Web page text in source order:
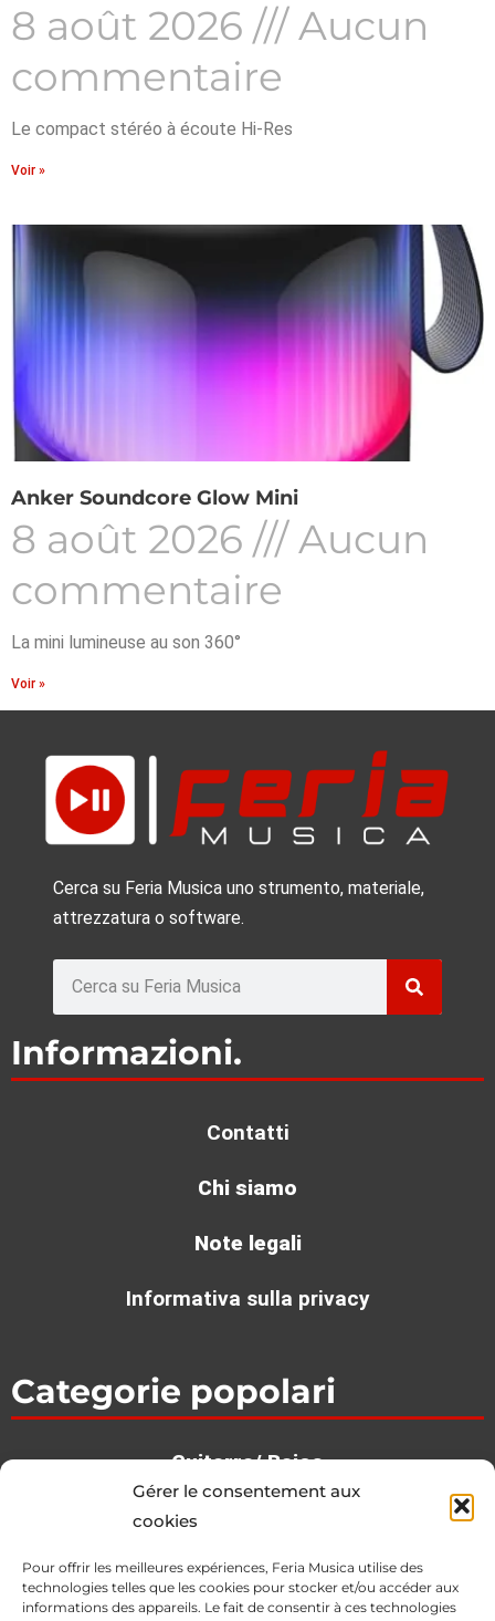
Gérer le consentement aux
cookies
Pour offrir les meilleures expériences, Feria Musica utilise des
technologies telles que les cookies pour stocker et/ou accéder aux
informations des appareils. Le fait de consentir à ces technologies
8 août 2026
Aucun
commentaire
Le compact stéréo à écoute Hi-Res
Voir »
Anker Soundcore Glow Mini
8 août 2026
Aucun
commentaire
La mini lumineuse au son 360°
Voir »
Cerca su Feria Musica uno strumento, materiale,
attrezzatura o software.
Informazioni.
Contatti
Chi siamo
Note legali
Informativa sulla privacy
Categorie popolari
Guitarra/ Bajos
Ba­te­rias / Per­cu­sion
Estudio
DJ